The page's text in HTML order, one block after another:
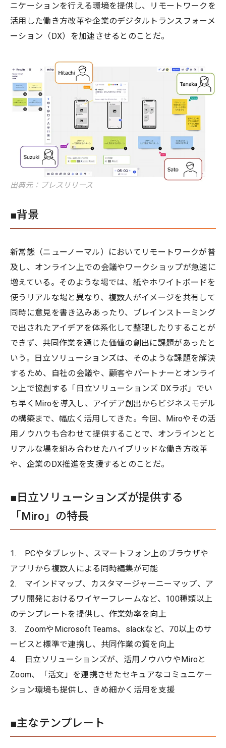
ニケーションを行える環境を提供し、リモートワークを
活用した働き方改革や企業のデジタルトランスフォーメ
ーション（DX）を加速させるとのことだ。
出典元：プレスリリース
■背景
新常態（ニューノーマル）においてリモートワークが普
及し、オンライン上での会議やワークショップが急速に
増えている。そのような場では、紙やホワイトボードを
使うリアルな場と異なり、複数人がイメージを共有して
同時に意見を書き込みあったり、ブレインストーミング
で出されたアイデアを体系化して整理したりすることが
できず、共同作業を通じた価値の創出に課題があったと
いう。日立ソリューションズは、そのような課題を解決
するため、自社の会議や、顧客やパートナーとオンライ
ン上で協創する「日立ソリューションズ DXラボ」でい
ち早くMiroを導入し、アイデア創出からビジネスモデル
の構築まで、幅広く活用してきた。今回、Miroやその活
用ノウハウも合わせて提供することで、オンラインとと
リアルな場を組み合わせたハイブリッドな働き方改革
や、企業のDX推進を支援するとのことだ。
■日立ソリューションズが提供する
「Miro」の特長
1. PCやタブレット、スマートフォン上のブラウザや
アプリから複数人による同時編集が可能
2. マインドマップ、カスタマージャーニーマップ、ア
プリ開発におけるワイヤーフレームなど、100種類以上
のテンプレートを提供し、作業効率を向上
3. ZoomやMicrosoft Teams、slackなど、70以上のサ
ービスと標準で連携し、共同作業の質を向上
4. 日立ソリューションズが、活用ノウハウやMiroと
Zoom、「活文」を連携させたセキュアなコミュニケー
ション環境も提供し、きめ細かく活用を支援
■主なテンプレート